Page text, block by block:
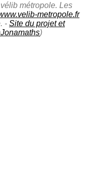
métropole. Les
metropole.fr
- Site du projet et
)